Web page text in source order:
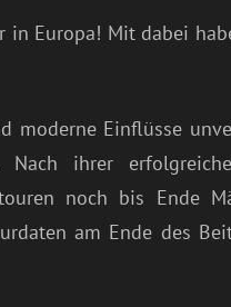
in Europa! Mit dabei
moderne Einflüsse
ihrer
noch bis Ende
am Ende des